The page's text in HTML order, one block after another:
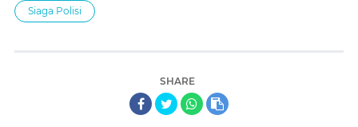
Siaga Polisi
SHARE